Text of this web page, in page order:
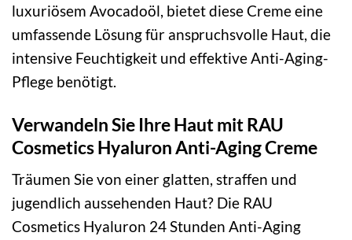
luxuriösem Avocadoöl, bietet diese Creme eine
umfassende Lösung für anspruchsvolle Haut, die
intensive Feuchtigkeit und effektive Anti-Aging-
Pflege benötigt.
Verwandeln Sie Ihre Haut mit RAU
Cosmetics Hyaluron Anti-Aging Creme
Träumen Sie von einer glatten, straffen und
jugendlich aussehenden Haut? Die RAU
Cosmetics Hyaluron 24 Stunden Anti-Aging